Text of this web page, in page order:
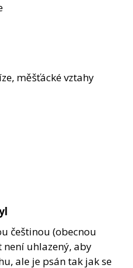
měšťácké vztahy
češtinou (obecnou
uhlazený, aby
ale je psán tak jak se